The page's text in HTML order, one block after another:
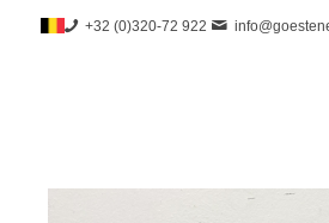
+32 (0)320-72 922